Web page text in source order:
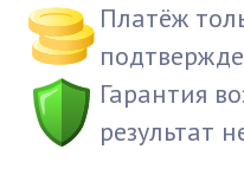
Платёж
Гарантия
результат